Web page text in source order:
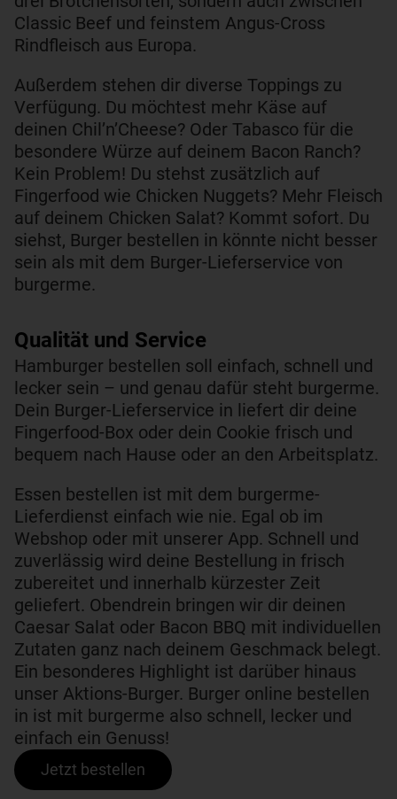
Classic Beef und feinstem Angus-Cross
Rindfleisch aus Europa.
Außerdem stehen dir diverse Toppings zu
Verfügung. Du möchtest mehr Käse auf
deinen Chil’n’Cheese? Oder Tabasco für die
besondere Würze auf deinem Bacon Ranch?
Kein Problem! Du stehst zusätzlich auf
Fingerfood wie Chicken Nuggets? Mehr Fleisch
auf deinem Chicken Salat? Kommt sofort. Du
siehst, Burger bestellen in könnte nicht besser
sein als mit dem Burger-Lieferservice von
burgerme.
Qualität und Service​
Hamburger bestellen soll einfach, schnell und
lecker sein – und genau dafür steht burgerme.
Dein Burger-Lieferservice in liefert dir deine
Fingerfood-Box oder dein Cookie frisch und
bequem nach Hause oder an den Arbeitsplatz.
Essen bestellen ist mit dem burgerme-
Lieferdienst einfach wie nie. Egal ob im
Webshop oder mit unserer App. Schnell und
zuverlässig wird deine Bestellung in frisch
zubereitet und innerhalb kürzester Zeit
geliefert. Obendrein bringen wir dir deinen
Caesar Salat oder Bacon BBQ mit individuellen
Zutaten ganz nach deinem Geschmack belegt.
Ein besonderes Highlight ist darüber hinaus
unser Aktions-Burger. Burger online bestellen
in ist mit burgerme also schnell, lecker und
einfach ein Genuss!
Jetzt bestellen